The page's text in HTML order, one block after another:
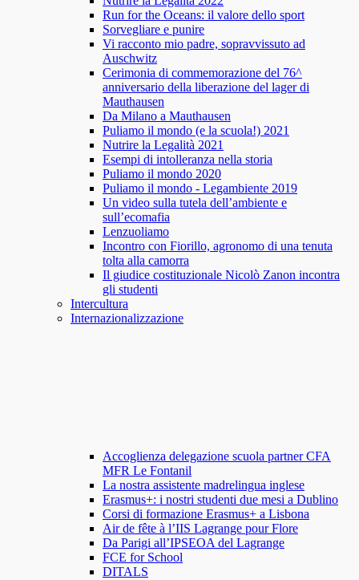
Run for the Oceans: il valore dello sport
Sorvegliare e punire
Vi racconto mio padre, sopravvissuto ad
Auschwitz
Cerimonia di commemorazione del 76^
anniversario della liberazione del lager di
Mauthausen
Da Milano a Mauthausen
Puliamo il mondo (e la scuola!) 2021
Nutrire la Legalità 2021
Esempi di intolleranza nella storia
Puliamo il mondo 2020
Puliamo il mondo - Legambiente 2019
Un video sulla tutela dell’ambiente e
sull’ecomafia
Lenzuoliamo
Incontro con Fiorillo, agronomo di una tenuta
tolta alla camorra
Il giudice costituzionale Nicolò Zanon incontra
gli studenti
Intercultura
Internazionalizzazione
Accoglienza delegazione scuola partner CFA
MFR Le Fontanil
La nostra assistente madrelingua inglese
Erasmus+: i nostri studenti due mesi a Dublino
Corsi di formazione Erasmus+ a Lisbona
Air de fête à l’IIS Lagrange pour Flore
Da Parigi all’IPSEOA del Lagrange
FCE for School
DITALS